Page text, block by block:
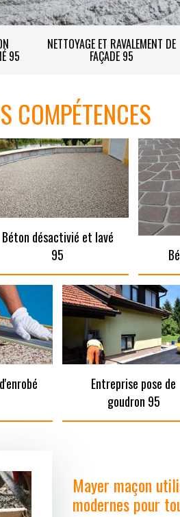
95
NETTOYAGE ET RAVALEMENT DE
FAÇADE 95
COMPÉTENCES
Béton désactivié et lavé
95
Entreprise pose de
goudron 95
Mayer maçon
modernes pour